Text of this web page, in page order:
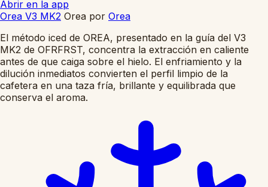
Abrir en la app
Orea V3 MK2 Orea por Orea
El método iced de OREA, presentado en la guía del V3
MK2 de OFRFRST, concentra la extracción en caliente
antes de que caiga sobre el hielo. El enfriamiento y la
dilución inmediatos convierten el perfil limpio de la
cafetera en una taza fría, brillante y equilibrada que
conserva el aroma.